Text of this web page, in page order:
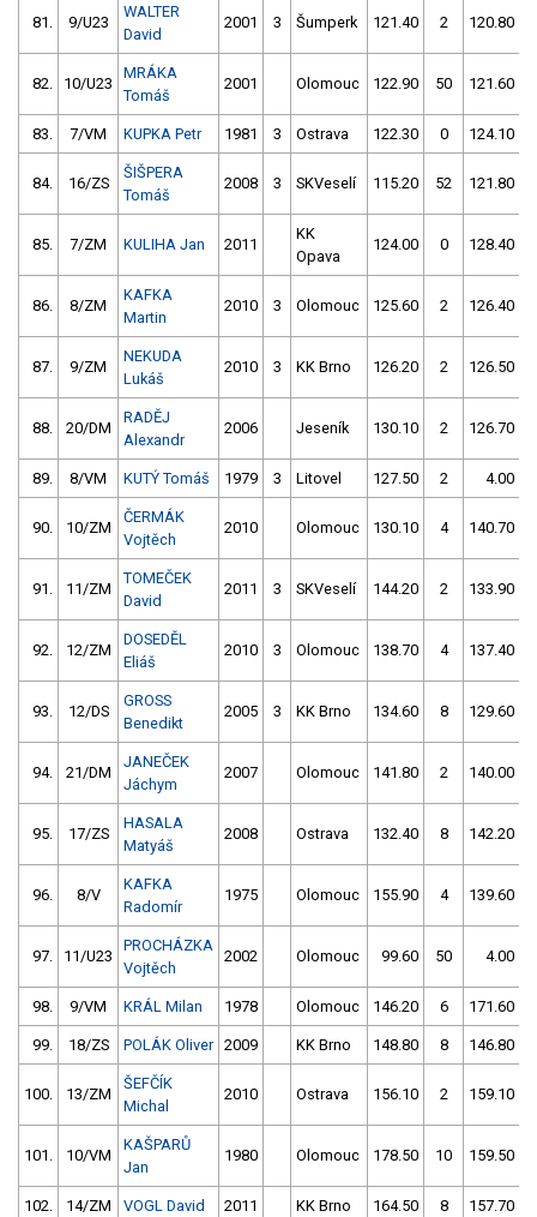
81. 9/U23
WALTER
David
2001 3 Šumperk 121.40 2 120.80
82. 10/U23
MRÁKA
Tomáš
2001 Olomouc 122.90 50 121.60
83. 7/VM KUPKA Petr 1981 3 Ostrava 122.30 0 124.10
84. 16/ZS
ŠIŠPERA
Tomáš
2008 3 SKVeselí 115.20 52 121.80
85. 7/ZM KULIHA Jan 2011
KK
Opava
124.00 0 128.40
86. 8/ZM
KAFKA
Martin
2010 3 Olomouc 125.60 2 126.40
87. 9/ZM
NEKUDA
Lukáš
2010 3 KK Brno 126.20 2 126.50
88. 20/DM
RADĚJ
Alexandr
2006 Jeseník 130.10 2 126.70
89. 8/VM KUTÝ Tomáš 1979 3 Litovel 127.50 2 4.00
90. 10/ZM
ČERMÁK
Vojtěch
2010 Olomouc 130.10 4 140.70
91. 11/ZM
TOMEČEK
David
2011 3 SKVeselí 144.20 2 133.90
92. 12/ZM
DOSEDĚL
Eliáš
2010 3 Olomouc 138.70 4 137.40
93. 12/DS
GROSS
Benedikt
2005 3 KK Brno 134.60 8 129.60
94. 21/DM
JANEČEK
Jáchym
2007 Olomouc 141.80 2 140.00
95. 17/ZS
HASALA
Matyáš
2008 Ostrava 132.40 8 142.20
96. 8/V
KAFKA
Radomír
1975 Olomouc 155.90 4 139.60
97. 11/U23
PROCHÁZKA
Vojtěch
2002 Olomouc 99.60 50 4.00
98. 9/VM KRÁL Milan 1978 Olomouc 146.20 6 171.60
99. 18/ZS POLÁK Oliver 2009 KK Brno 148.80 8 146.80
100. 13/ZM
ŠEFČÍK
Michal
2010 Ostrava 156.10 2 159.10
101. 10/VM
KAŠPARŮ
Jan
1980 Olomouc 178.50 10 159.50
102. 14/ZM VOGL David 2011 KK Brno 164.50 8 157.70